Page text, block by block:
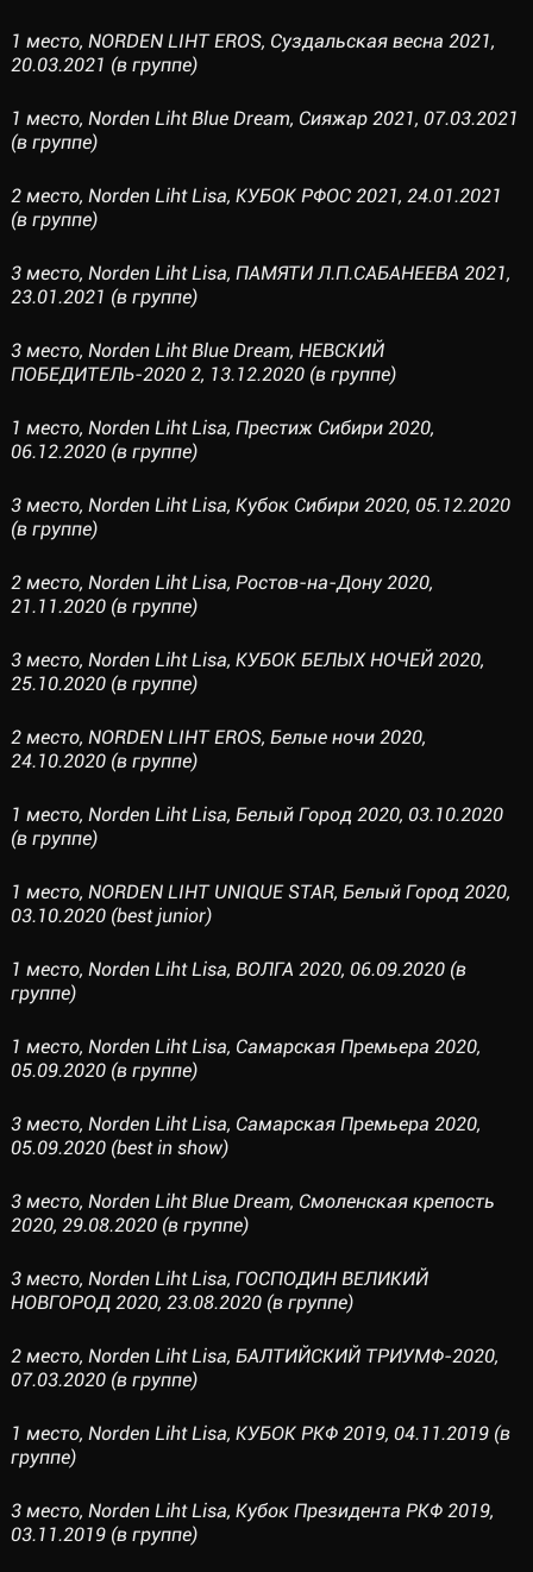
1 место, NORDEN LIHT EROS, Суздальская весна 2021,
20.03.2021 (в группе)
1 место, Norden Liht Blue Dream, Сияжар 2021, 07.03.2021
(в группе)
2 место, Norden Liht Lisa, КУБОК РФОС 2021, 24.01.2021
(в группе)
3 место, Norden Liht Lisa, ПАМЯТИ Л.П.САБАНЕЕВА 2021,
23.01.2021 (в группе)
3 место, Norden Liht Blue Dream, НЕВСКИЙ
ПОБЕДИТЕЛЬ-2020 2, 13.12.2020 (в группе)
1 место, Norden Liht Lisa, Престиж Сибири 2020,
06.12.2020 (в группе)
3 место, Norden Liht Lisa, Кубок Сибири 2020, 05.12.2020
(в группе)
2 место, Norden Liht Lisa, Ростов-на-Дону 2020,
21.11.2020 (в группе)
3 место, Norden Liht Lisa, КУБОК БЕЛЫХ НОЧЕЙ 2020,
25.10.2020 (в группе)
2 место, NORDEN LIHT EROS, Белые ночи 2020,
24.10.2020 (в группе)
1 место, Norden Liht Lisa, Белый Город 2020, 03.10.2020
(в группе)
1 место, NORDEN LIHT UNIQUE STAR, Белый Город 2020,
03.10.2020 (best junior)
1 место, Norden Liht Lisa, ВОЛГА 2020, 06.09.2020 (в
группе)
1 место, Norden Liht Lisa, Самарcкая Премьера 2020,
05.09.2020 (в группе)
3 место, Norden Liht Lisa, Самарcкая Премьера 2020,
05.09.2020 (best in show)
3 место, Norden Liht Blue Dream, Смоленская крепость
2020, 29.08.2020 (в группе)
3 место, Norden Liht Lisa, ГОСПОДИН ВЕЛИКИЙ
НОВГОРОД 2020, 23.08.2020 (в группе)
2 место, Norden Liht Lisa, БАЛТИЙСКИЙ ТРИУМФ-2020,
07.03.2020 (в группе)
1 место, Norden Liht Lisa, КУБОК РКФ 2019, 04.11.2019 (в
группе)
3 место, Norden Liht Lisa, Кубок Президента РКФ 2019,
03.11.2019 (в группе)